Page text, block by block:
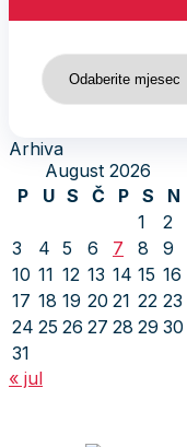
Arhiva
Arhiva
August 2026
P
U S Č P S
N
1
2
3
4 5 6 7 8
9
10 11 12 13 14 15 16
17 18 19 20 21 22 23
24 25 26 27 28 29 30
31
« jul